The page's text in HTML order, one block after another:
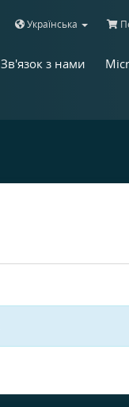
Українська
Зв'язок з нами